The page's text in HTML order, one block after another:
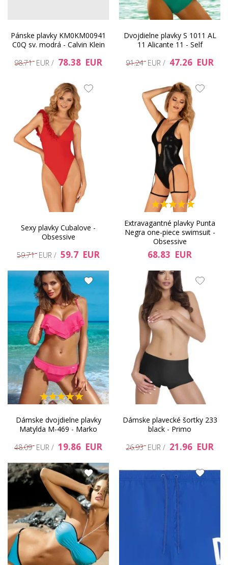
Pánske plavky KM0KM00941
C0Q sv. modrá - Calvin Klein
98.71 EUR / 78.38 EUR
Dvojdielne plavky S 1011 AL
11 Alicante 11 - Self
91.24 EUR / 47.26 EUR
Sexy plavky Cubalove -
Obsessive
59.71 EUR / 59.7 EUR
Extravagantné plavky Punta
Negra one-piece swimsuit -
Obsessive
68.83 EUR
Dámske dvojdielne plavky
Matylda M-469 - Marko
48.09 EUR / 19.86 EUR
Dámske plavecké šortky 233
black - Primo
26.93 EUR / 21.96 EUR